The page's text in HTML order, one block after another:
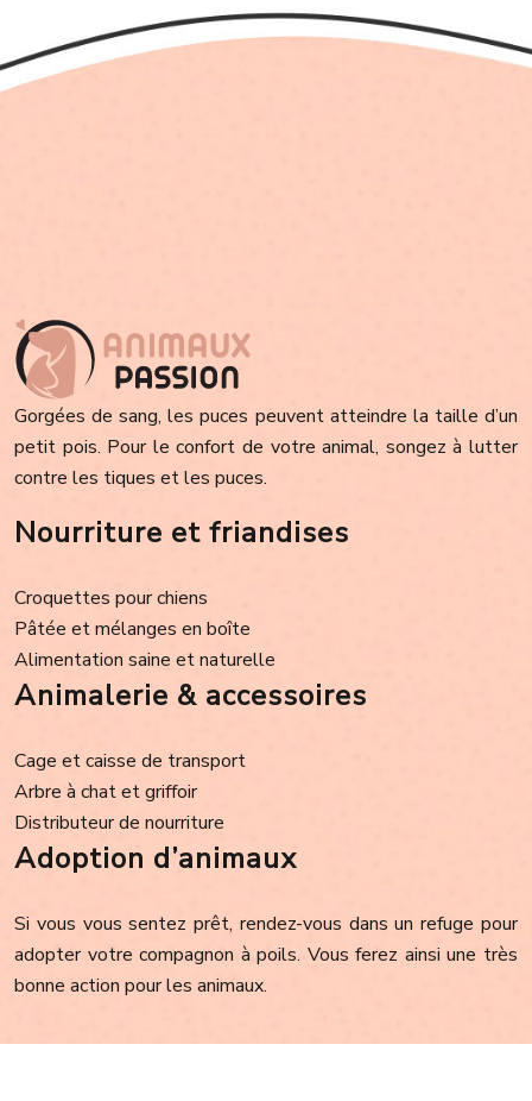
Gorgées de sang, les puces peuvent atteindre la taille d’un
petit pois. Pour le confort de votre animal, songez à lutter
contre les tiques et les puces.
Nourriture et friandises
Croquettes pour chiens
Pâtée et mélanges en boîte
Alimentation saine et naturelle
Animalerie & accessoires
Cage et caisse de transport
Arbre à chat et griffoir
Distributeur de nourriture
Adoption d’animaux
Si vous vous sentez prêt, rendez-vous dans un refuge pour
adopter votre compagnon à poils. Vous ferez ainsi une très
bonne action pour les animaux.